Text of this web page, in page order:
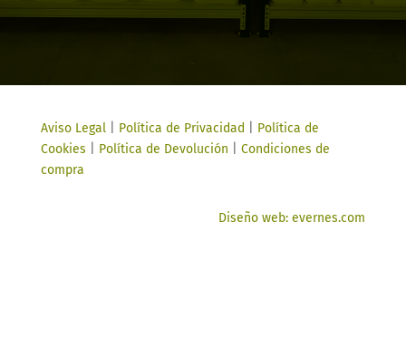
Aviso Legal| Política de Privacidad
Política de
Cookies
Política de Devolución
Condiciones de
compra
Diseño web: evernes.com